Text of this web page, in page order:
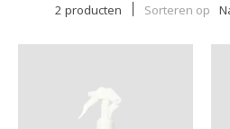
2 producten Sorteren op